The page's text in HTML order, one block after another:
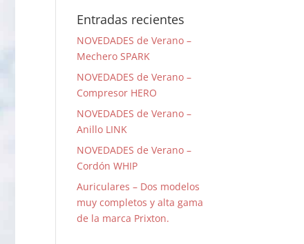
Entradas recientes
NOVEDADES de Verano –
Mechero SPARK
NOVEDADES de Verano –
Compresor HERO
NOVEDADES de Verano –
Anillo LINK
NOVEDADES de Verano –
Cordón WHIP
Auriculares – Dos modelos
muy completos y alta gama
de la marca Prixton.